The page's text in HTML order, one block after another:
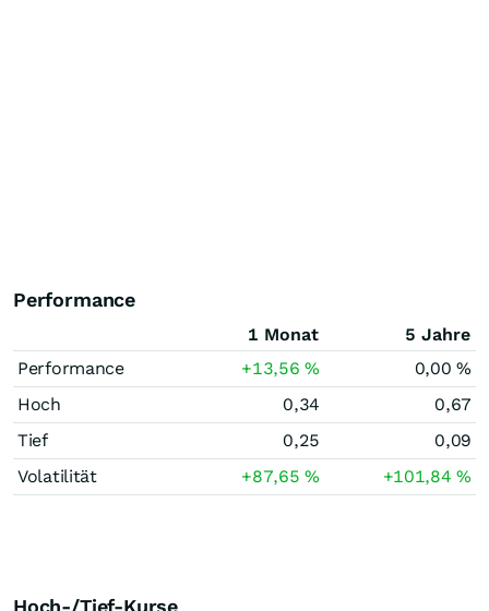
Performance
1 Monat
5 Jahre
Performance
+13,56% 0,00%
Hoch
0,34
0,67
Tief
0,25
0,09
Volatilität
+87,65% +101,84%
Hoch-/Tief-Kurse